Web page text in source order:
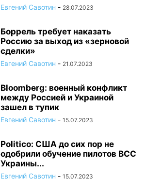
Евгений Савотин - 28.07.2023
Боррель требует наказать
Россию за выход из «зерновой
сделки»
Евгений Савотин - 21.07.2023
Bloomberg: военный конфликт
между Россией и Украиной
зашел в тупик
Евгений Савотин - 15.07.2023
Politico: США до сих пор не
одобрили обучение пилотов ВСС
Украины...
Евгений Савотин - 15.07.2023